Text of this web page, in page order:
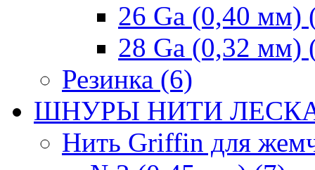
26 Ga (0,40 мм)
28 Ga (0,32 мм)
Резинка (6)
ШНУРЫ НИТИ
Нить Griffin для